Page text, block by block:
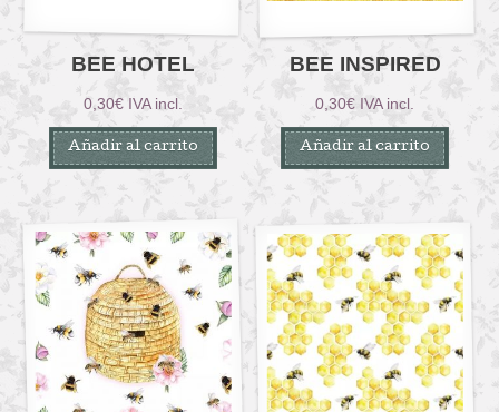
BEE HOTEL
0,30€ IVA incl.
Añadir al carrito
BEE INSPIRED
0,30€ IVA incl.
Añadir al carrito